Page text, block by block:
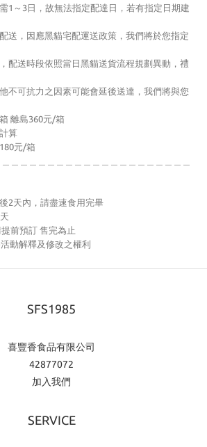
1～3日，故無法指定配達日，若有指定日期建
送，因應黑貓宅配運送政策，我們將於您指定
配送時段依照當日黑貓送貨流程規劃異動，禮
不可抗力之因素可能會延後送達，我們將與您
離島360元/箱
算
元/箱
2天內，請盡速食用完畢
前預訂 售完為止
動解釋及修改之權利
SFS1985
喜豐香食品有限公司
42877072
加入我們
SERVICE